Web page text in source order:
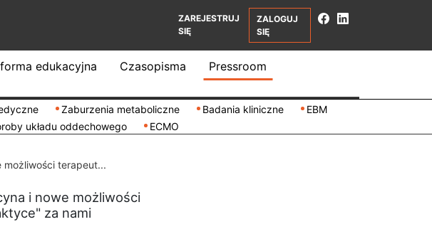
ZAREJESTRUJ
SIĘ
ZALOGUJ
SIĘ
edukacyjna Czasopisma Pressroom
Zaburzenia metaboliczne Badania kliniczne
EBM
układu oddechowego ECMO
możliwości terapeut...
i nowe możliwości
za nami